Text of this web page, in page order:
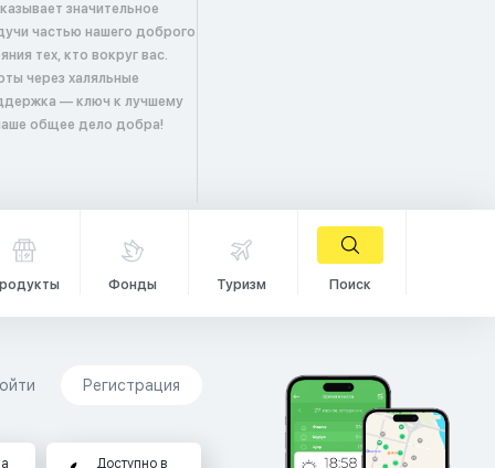
значительное
частью нашего доброго
тех, кто вокруг вас.
через халяльные
— ключ к лучшему
общее дело добра!
Фонды Туризм Поиск
Регистрация
Доступно в